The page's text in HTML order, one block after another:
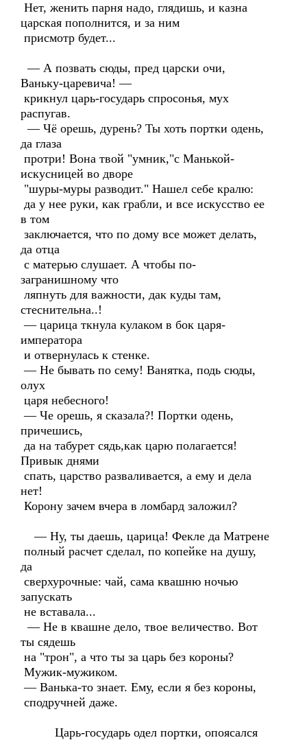
Нет, женить парня надо, глядишь, и казна
царская пополнится, и за ним
присмотр будет...
— А позвать сюды, пред царски очи,
Ваньку-царевича! —
крикнул царь-государь спросонья, мух
распугав.
— Чё орешь, дурень? Ты хоть портки одень,
да глаза
протри! Вона твой "умник,"с Манькой-
искусницей во дворе
"шуры-муры разводит." Нашел себе кралю:
да у нее руки, как грабли, и все искусство ее
в том
заключается, что по дому все может делать,
да отца
с матерью слушает. А чтобы по-
загранишному что
ляпнуть для важности, дак куды там,
стеснительна..!
— царица ткнула кулаком в бок царя-
императора
и отвернулась к стенке.
— Не бывать по сему! Ванятка, подь сюды,
олух
царя небесного!
— Че орешь, я сказала?! Портки одень,
причешись,
да на табурет сядь,как царю полагается!
Привык днями
спать, царство разваливается, а ему и дела
нет!
Корону зачем вчера в ломбард заложил?
— Ну, ты даешь, царица! Фекле да Матрене
полный расчет сделал, по копейке на душу,
да
сверхурочные: чай, сама квашню ночью
запускать
не вставала...
— Не в квашне дело, твое величество. Вот
ты сядешь
на "трон", а что ты за царь без короны?
Мужик-мужиком.
— Ванька-то знает. Ему, если я без короны,
сподручней даже.
Царь-государь одел портки, опоясался